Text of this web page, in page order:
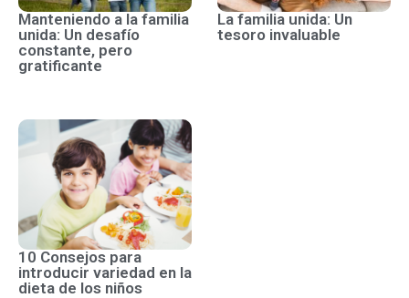
Manteniendo a la familia
unida: Un desafío
constante, pero
gratificante
La familia unida: Un
tesoro invaluable
10 Consejos para
introducir variedad en la
dieta de los niños